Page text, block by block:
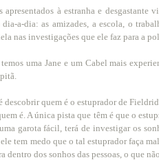
apresentados à estranha e
a-dia: as amizades, a escola, o
nas investigações que ele faz para a
temos uma Jane e um Cabel mais
descobrir quem é o estuprador de
é. A única pista que têm é que o
garota fácil, terá de investigar os
tem medo que o tal estuprador faça
dentro dos sonhos das pessoas, o que